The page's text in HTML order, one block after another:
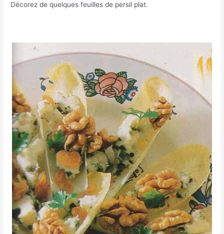
Décorez de quelques feuilles de persil plat.